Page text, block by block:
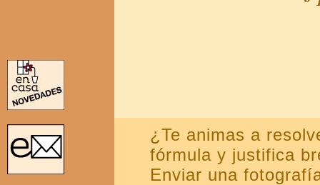
¿Te animas a
fórmula y justifica
Enviar una